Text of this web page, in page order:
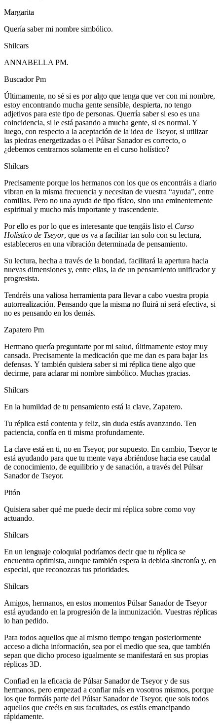
Margarita
Quería saber mi nombre simbólico.
Shilcars
ANNABELLA PM.
Buscador Pm
Últimamente, no sé si es por algo que tenga que ver con mi nombre,
estoy encontrando mucha gente sensible, despierta, no tengo
adjetivos para este tipo de personas. Querría saber si eso es una
coincidencia, si le está pasando a mucha gente, si es normal. Y
luego, con respecto a la aceptación de la idea de Tseyor, si utilizar
las piedras energetizadas o el Púlsar Sanador es correcto, o
¿debemos centrarnos solamente en el curso holístico?
Shilcars
Precisamente porque los hermanos con los que os encontráis a diario
vibran en la misma frecuencia y necesitan de vuestra “ayuda”, entre
comillas. Pero no una ayuda de tipo físico, sino una eminentemente
espiritual y mucho más importante y trascendente.
Por ello es por lo que es interesante que tengáis listo el Curso
Holístico de Tseyor, que os va a facilitar tan solo con su lectura,
estableceros en una vibración determinada de pensamiento.
Su lectura, hecha a través de la bondad, facilitará la apertura hacia
nuevas dimensiones y, entre ellas, la de un pensamiento unificador y
progresista.
Tendréis una valiosa herramienta para llevar a cabo vuestra propia
autorrealización. Pensando que la misma no fluirá ni será efectiva, si
no es pensando en los demás.
Zapatero Pm
Hermano quería preguntarte por mi salud, últimamente estoy muy
cansada. Precisamente la medicación que me dan es para bajar las
defensas. Y también quisiera saber si mi réplica tiene algo que
decirme, para aclarar mi nombre simbólico. Muchas gracias.
Shilcars
En la humildad de tu pensamiento está la clave, Zapatero.
Tu réplica está contenta y feliz, sin duda estás avanzando. Ten
paciencia, confía en ti misma profundamente.
La clave está en ti, no en Tseyor, por supuesto. En cambio, Tseyor te
está ayudando para que tu mente vaya abriéndose hacia ese caudal
de conocimiento, de equilibrio y de sanación, a través del Púlsar
Sanador de Tseyor.
Pitón
Quisiera saber qué me puede decir mi réplica sobre como voy
actuando.
Shilcars
En un lenguaje coloquial podríamos decir que tu réplica se
encuentra optimista, aunque también espera la debida sincronía y, en
especial, que reconozcas tus prioridades.
Shilcars
Amigos, hermanos, en estos momentos Púlsar Sanador de Tseyor
está ayudando en la progresión de la inmunización. Vuestras réplicas
lo han pedido.
Para todos aquellos que al mismo tiempo tengan posteriormente
acceso a dicha información, sea por el medio que sea, que también
sepan que dicho proceso igualmente se manifestará en sus propias
réplicas 3D.
Confiad en la eficacia de Púlsar Sanador de Tseyor y de sus
hermanos, pero empezad a confiar más en vosotros mismos, porque
los que formáis parte del Púlsar Sanador de Tseyor, que sois todos
aquellos que creéis en sus facultades, os estáis emancipando
rápidamente.